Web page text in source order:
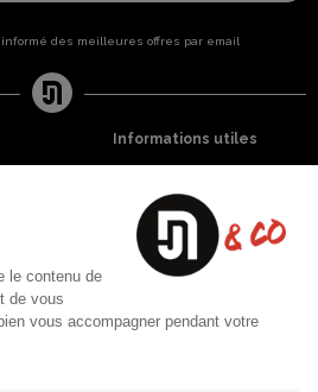
des meilleures offres par email
Informations utiles
Garantie satisfaction
Paiement sécurisé
Plan du site
Blog
A propos